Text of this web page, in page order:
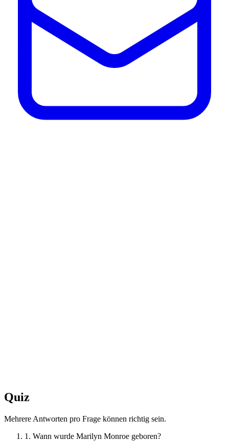
Quiz
Mehrere Antworten pro Frage können richtig sein.
1. Wann wurde Marilyn Monroe geboren?